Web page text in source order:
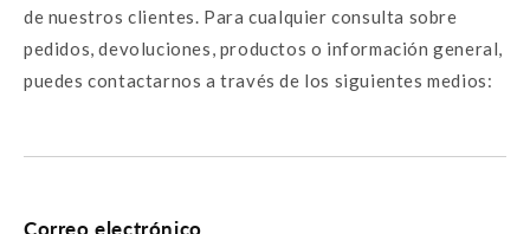
de nuestros clientes. Para cualquier consulta sobre
pedidos, devoluciones, productos o información general,
puedes contactarnos a través de los siguientes medios:
Correo electrónico